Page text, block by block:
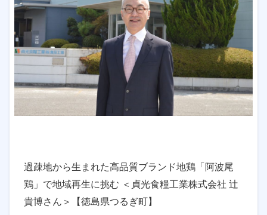
過疎地から生まれた高品質ブランド地鶏「阿波尾
鶏」で地域再生に挑む ＜貞光食糧工業株式会社 辻
貴博さん＞【徳島県つるぎ町】